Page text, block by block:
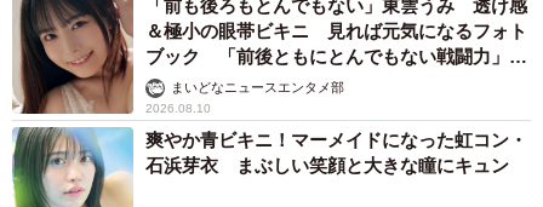
「前も後ろもとんでもない」東雲うみ 透け感
＆極小の眼帯ビキニ 見れば元気になるフォト
ブック 「前後ともにとんでもない戦闘力」
「桃ダイナマイトがすごい」
まいどなニュースエンタメ部
2026.08.10
爽やか青ビキニ！マーメイドになった虹コン・
石浜芽衣 まぶしい笑顔と大きな瞳にキュン